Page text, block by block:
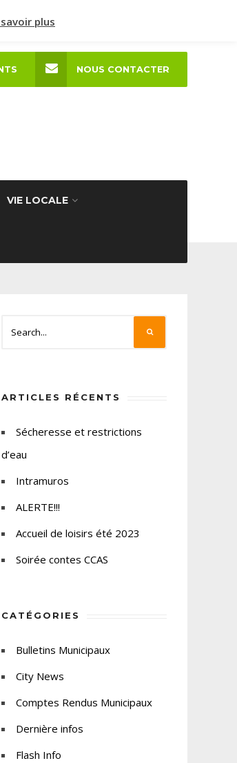
VIE LOCALE
NOUS CONTACTER
ARTICLES RÉCENTS
Sécheresse et restrictions
d’eau
Intramuros
ALERTE!!!
Accueil de loisirs été 2023
Soirée contes CCAS
CATÉGORIES
Bulletins Municipaux
City News
Comptes Rendus Municipaux
Dernière infos
Flash Info
savoir plus